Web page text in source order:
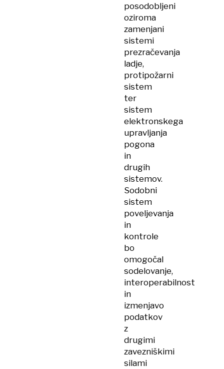
posodobljeni
oziroma
zamenjani
sistemi
prezračevanja
ladje,
protipožarni
sistem
ter
sistem
elektronskega
upravljanja
pogona
in
drugih
sistemov.
Sodobni
sistem
poveljevanja
in
kontrole
bo
omogočal
sodelovanje,
interoperabilnost
in
izmenjavo
podatkov
z
drugimi
zavezniškimi
silami